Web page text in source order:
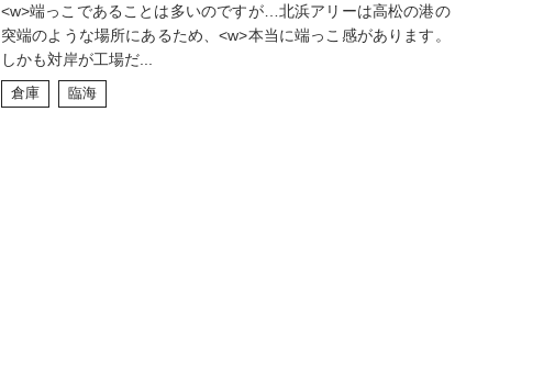
<w>端っこであることは多いのですが…北浜アリーは高松の港の
突端のような場所にあるため、<w>本当に端っこ感があります。
しかも対岸が工場だ...
倉庫 臨海